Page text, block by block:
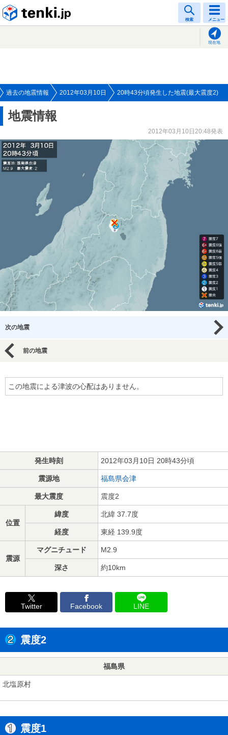
検索 メニュー
現在地
過去の地震情報 2012年03月10日 20時43分頃発生した地震(最大震度2)
地震情報
2012年03月10日20:48発表
次の地震
前の地震
この地震による津波の心配はありません。
発生時刻 2012年03月10日 20時43分頃
震源地 福島県会津
最大震度 震度2
位置
緯度 北緯 37.7度
経度 東経 139.9度
震源
マグニチュード M2.9
深さ 約10km
Twitter Facebook LINE
震度2
福島県
北塩原村
震度1